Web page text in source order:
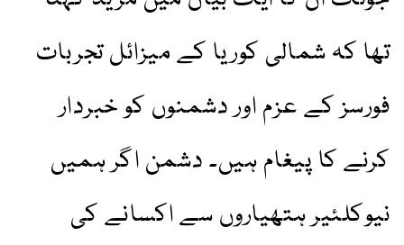
تھا کہ شمالی کوریا کے میزائل تجربات
فورسز کے عزم اور دشمنوں کو خبردار
کرنے کا پیغام ہیں۔ دشمن اگر ہمیں
نیوکلئیر ہتھیاروں سے اکسانے کی